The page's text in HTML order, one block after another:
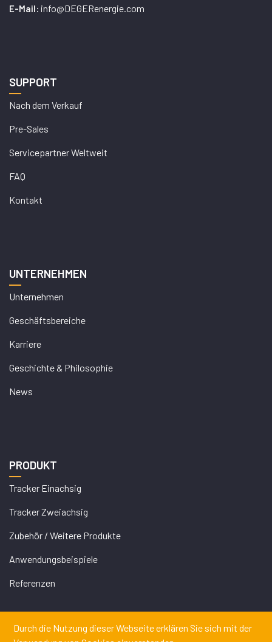
E-Mail: info@DEGERenergie.com
SUPPORT
Nach dem Verkauf
Pre-Sales
Servicepartner Weltweit
FAQ
Kontakt
UNTERNEHMEN
Unternehmen
Geschäftsbereiche
Karriere
Geschichte & Philosophie
News
PRODUKT
Tracker Einachsig
Tracker Zweiachsig
Zubehör / Weitere Produkte
Anwendungsbeispiele
Referenzen
Durch die Nutzung dieser Webseite erklären Sie sich mit der